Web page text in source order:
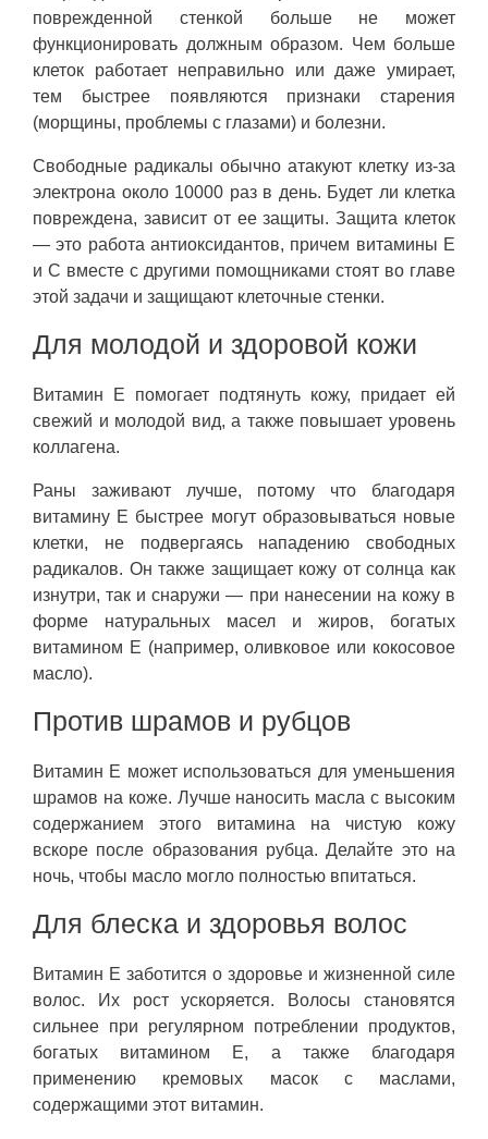
поврежденной стенкой больше не может
функционировать должным образом. Чем больше
клеток работает неправильно или даже умирает,
тем быстрее появляются признаки старения
(морщины, проблемы с глазами) и болезни.
Свободные радикалы обычно атакуют клетку из-за
электрона около 10000 раз в день. Будет ли клетка
повреждена, зависит от ее защиты. Защита клеток
— это работа антиоксидантов, причем витамины Е
и С вместе с другими помощниками стоят во главе
этой задачи и защищают клеточные стенки.
Для молодой и здоровой кожи
Витамин Е помогает подтянуть кожу, придает ей
свежий и молодой вид, а также повышает уровень
коллагена.
Раны заживают лучше, потому что благодаря
витамину Е быстрее могут образовываться новые
клетки, не подвергаясь нападению свободных
радикалов. Он также защищает кожу от солнца как
изнутри, так и снаружи — при нанесении на кожу в
форме натуральных масел и жиров, богатых
витамином Е (например, оливковое или кокосовое
масло).
Против шрамов и рубцов
Витамин Е может использоваться для уменьшения
шрамов на коже. Лучше наносить масла с высоким
содержанием этого витамина на чистую кожу
вскоре после образования рубца. Делайте это на
ночь, чтобы масло могло полностью впитаться.
Для блеска и здоровья волос
Витамин Е заботится о здоровье и жизненной силе
волос. Их рост ускоряется. Волосы становятся
сильнее при регулярном потреблении продуктов,
богатых витамином Е, а также благодаря
применению кремовых масок с маслами,
содержащими этот витамин.